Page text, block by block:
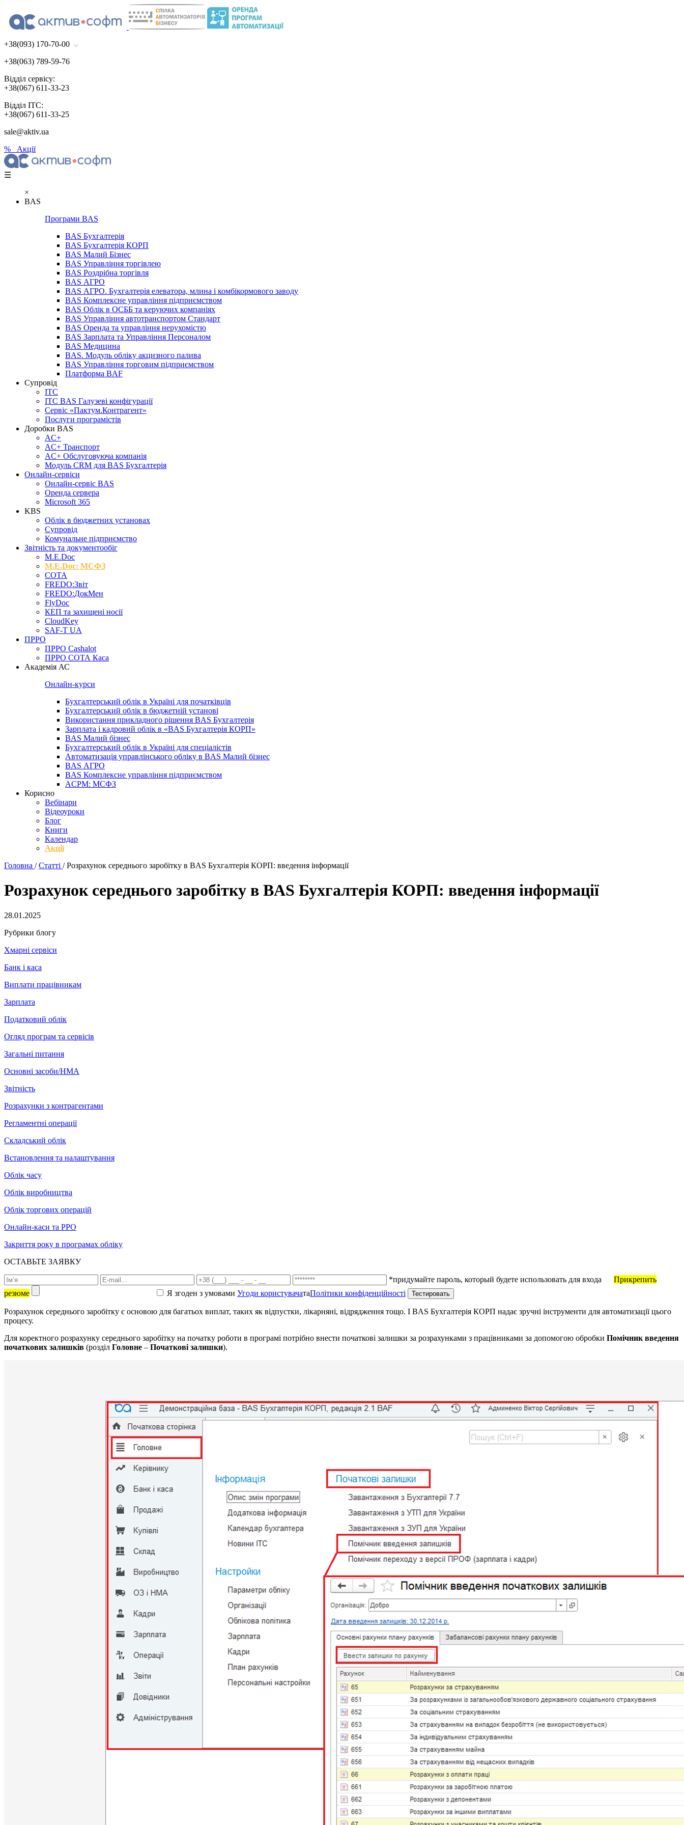
+38(093) 170-70-00
+38(063) 789-59-76
Відділ сервісу:
+38(067) 611-33-23
Відділ ІТС:
+38(067) 611-33-25
sale@aktiv.ua
% Акції
☰
×
BAS
Програми BAS
BAS Бухгалтерія
BAS Бухгалтерія КОРП
BAS Малий Бізнес
BAS Управління торгівлею
BAS Роздрібна торгівля
BAS АГРО
BAS АГРО. Бухгалтерія елеватора, млина і комбікормового заводу
BAS Комплексне управління підприємством
BAS Облік в ОСББ та керуючих компаніях
BAS Управління автотранспортом Стандарт
BAS Оренда та управління нерухомістю
BAS Зарплата та Управління Персоналом
BAS Медицина
BAS. Модуль обліку акцизного палива
BAS Управління торговим підприємством
Платформа BAF
Супровід
ІТС
ІТС BAS Галузеві конфігурації
Сервіс «Пактум.Контрагент»
Послуги програмістів
Доробки BAS
AC+
AC+ Транспорт
AC+ Обслуговуюча компанія
Модуль CRM для BAS Бухгалтерія
Онлайн-сервіси
Онлайн-сервіс BAS
Оренда сервера
Microsoft 365
KBS
Облік в бюджетних установах
Супровід
Комунальне підприємство
Звітність та документообіг
M.Е.Doc
M.E.Doc: МСФЗ
СОТА
FREDO:Звіт
FREDO:ДокМен
FlyDoc
КЕП та захищені носії
CloudKey
SAF-T UA
ПРРО
ПРРО Cashalot
ПРРО СОТА Каса
Академія АС
Онлайн-курси
Бухгалтерський облік в Україні для початківців
Бухгалтерський облік в бюджетній установі
Використання прикладного рішення BAS Бухгалтерія
Зарплата і кадровий облік в «BAS Бухгалтерія КОРП»
BAS Малий бізнес
Бухгалтерський облік в Україні для спеціалістів
Автоматизація управлінського обліку в BAS Малий бізнес
BAS АГРО
BAS Комплексне управління підприємством
ACPM: МСФЗ
Корисно
Вебінари
Відеоуроки
Блог
Книги
Календар
Акції
Головна / Статті / Розрахунок середнього заробітку в BAS Бухгалтерiя КОРП: введення інформації
Розрахунок середнього заробітку в BAS Бухгалтерiя КОРП: введення інформації
28.01.2025
Рубрики блогу
Хмарні сервіси
Банк і каса
Виплати працівникам
Зарплата
Податковий облік
Огляд програм та сервісів
Загальні питання
Основні засоби/НМА
Звітність
Розрахунки з контрагентами
Регламентні операції
Складський облік
Встановлення та налаштування
Облік часу
Облік виробництва
Облік торгових операцій
Онлайн-каси та РРО
Закриття року в програмах обліку
ОСТАВЬТЕ ЗАЯВКУ
*придумайте пароль, который будете использовать для входа
Прикрепить
резюме
Я згоден з умовами Угоди користувачатаПолітики конфіденційності
Розрахунок середнього заробітку є основою для багатьох виплат, таких як відпустки, лікарняні, відрядження тощо. І BAS Бухгалтерія КОРП надає зручні інструменти для автоматизації цього
процесу.
Для коректного розрахунку середнього заробітку на початку роботи в програмі потрібно внести початкові залишки за розрахунками з працівниками за допомогою обробки Помічник введення
початкових залишків (розділ Головне – Початкові залишки).